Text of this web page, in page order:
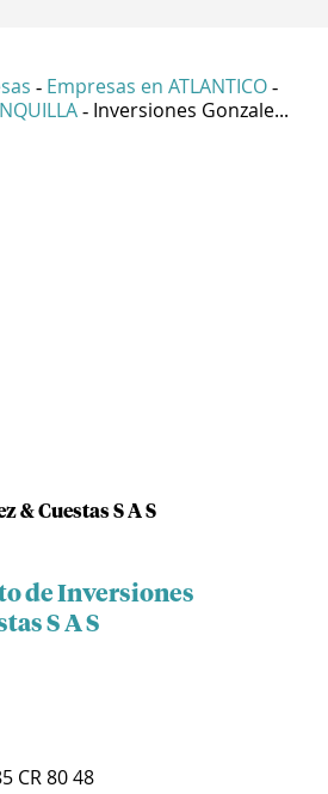
- Empresas en ATLANTICO -
- Inversiones Gonzale...
& Cuestas S A S
de Inversiones
S A S
CR 80 48